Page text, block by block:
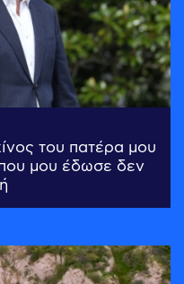
του πατέρα μου
μου έδωσε δεν